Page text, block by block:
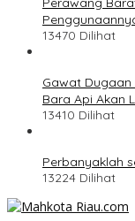
13470 Dilihat
Gawat Dugaan
Bara Api Akan
13410 Dilihat
Perbanyaklah
13224 Dilihat